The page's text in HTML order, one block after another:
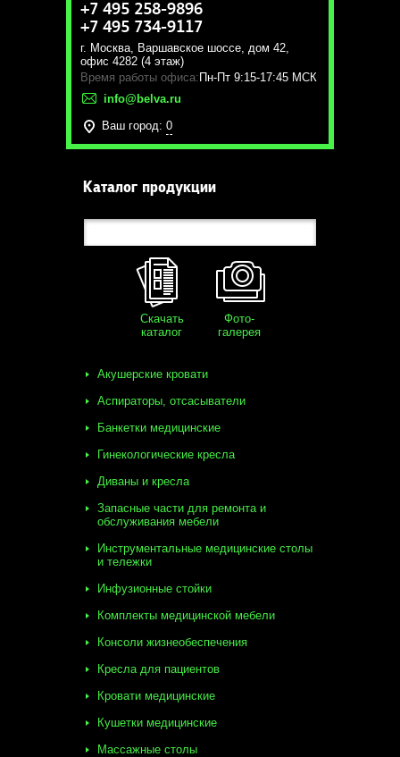
+7 495 258-9896
+7 495 734-9117
г. Москва, Варшавское шоссе, дом 42,
офис 4282 (4 этаж)
Время работы офиса: Пн-Пт 9:15-17:45 МСК
info@belva.ru
Ваш город: 0
Каталог продукции
Скачать
каталог
Фото-
галерея
Акушерские кровати
Аспираторы, отсасыватели
Банкетки медицинские
Гинекологические кресла
Диваны и кресла
Запасные части для ремонта и
обслуживания мебели
Инструментальные медицинские столы
и тележки
Инфузионные стойки
Комплекты медицинской мебели
Консоли жизнеобеспечения
Кресла для пациентов
Кровати медицинские
Кушетки медицинские
Массажные столы